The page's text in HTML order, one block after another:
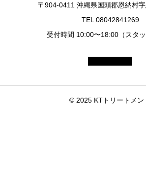
〒904-0411 沖縄県国頭郡恩納村
TEL 08042841269
受付時間 10:00〜18:00（スタッ
© 2025 KTトリートメン